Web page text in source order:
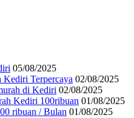
05/08/2025
Kediri Terpercaya 02/08/2025
di Kediri 02/08/2025
Kediri 100ribuan 01/08/2025
ribuan / Bulan 01/08/2025